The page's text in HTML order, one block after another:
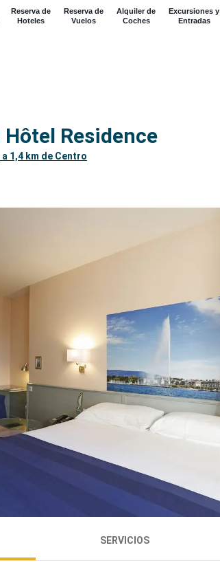
Reserva de
Hoteles
Reserva de
Vuelos
Alquiler de
Coches
Excursiones y
Entradas
Residence
a 1,4 km de Centro
SERVICIOS